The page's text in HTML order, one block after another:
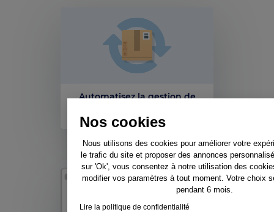
Nos cookies
Nous utilisons des cookies pour améliorer votre
le trafic du site et proposer des annonces
sur 'Ok', vous consentez à notre utilisation des
modifier vos paramètres à tout moment. Votre choix
pendant 6 mois.
Lire la politique de confidentialité
Automatisez la gestion de
marketplaces